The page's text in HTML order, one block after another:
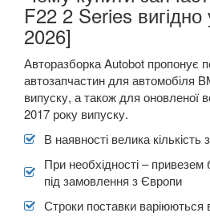
F22 2 Series
2026]
Авторазборка Autobot пропонує
автозапчастин для автомобіля
випуску, а також для оновленої
2017 року випуску.
В наявності велика кількість
При необхідності –
під замовлення з Європи
Строки поставки варіюються